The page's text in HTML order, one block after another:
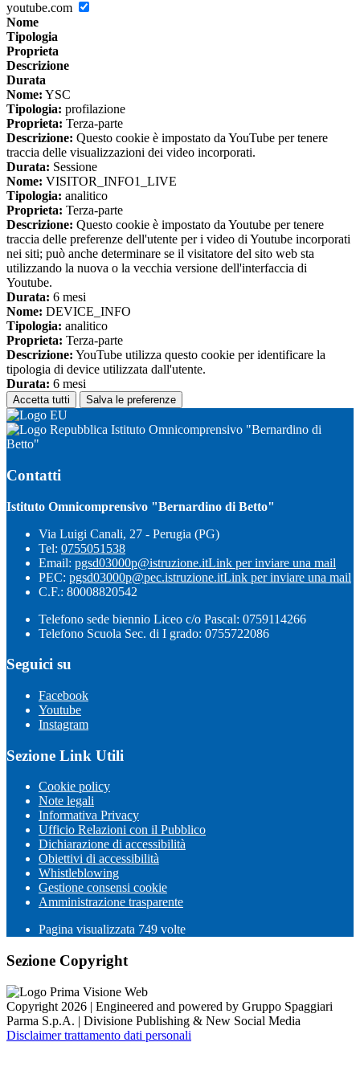
youtube.com
Nome
Tipologia
Proprieta
Descrizione
Durata
Nome: YSC
Tipologia: profilazione
Proprieta: Terza-parte
Descrizione: Questo cookie è impostato da YouTube per tenere
traccia delle visualizzazioni dei video incorporati.
Durata: Sessione
Nome: VISITOR_INFO1_LIVE
Tipologia: analitico
Proprieta: Terza-parte
Descrizione: Questo cookie è impostato da Youtube per tenere
traccia delle preferenze dell'utente per i video di Youtube incorporati
nei siti; può anche determinare se il visitatore del sito web sta
utilizzando la nuova o la vecchia versione dell'interfaccia di
Youtube.
Durata: 6 mesi
Nome: DEVICE_INFO
Tipologia: analitico
Proprieta: Terza-parte
Descrizione: YouTube utilizza questo cookie per identificare la
tipologia di device utilizzata dall'utente.
Durata: 6 mesi
Accetta tutti Salva le preferenze
Istituto Omnicomprensivo "Bernardino di
Betto"
Contatti
Istituto Omnicomprensivo "Bernardino di Betto"
Via Luigi Canali, 27 - Perugia (PG)
Tel: 0755051538
Email: pgsd03000p@istruzione.itLink per inviare una mail
PEC: pgsd03000p@pec.istruzione.itLink per inviare una mail
C.F.: 80008820542
Telefono sede biennio Liceo c/o Pascal: 0759114266
Telefono Scuola Sec. di I grado: 0755722086
Seguici su
Facebook
Youtube
Instagram
Sezione Link Utili
Cookie policy
Note legali
Informativa Privacy
Ufficio Relazioni con il Pubblico
Dichiarazione di accessibilità
Obiettivi di accessibilità
Whistleblowing
Gestione consensi cookie
Amministrazione trasparente
Pagina visualizzata 749 volte
Sezione Copyright
Copyright 2026 | Engineered and powered by Gruppo Spaggiari
Parma S.p.A. | Divisione Publishing & New Social Media
Disclaimer trattamento dati personali